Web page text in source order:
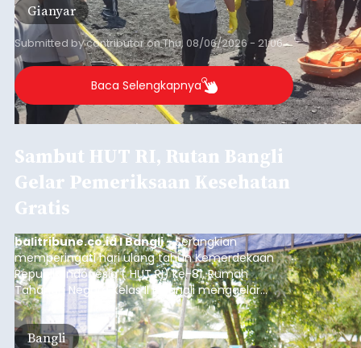
Gianyar
Submitted bycontributoronThu, 08/06/2026 - 21:06
Baca Selengkapnya
Sambut HUT RI, Rutan Bangli
Gelar Pemeriksaan Kesehatan
Gratis
balitribune.co.id I Bangli -Serangkian
memperingati hari ulang tahun Kemerdekaan
Republik Indonesia ( HUT RI) ke-81, Rumah
Tahanan Negara Kelas II B Bangli menggelar
kegiatan pemeriksaan kesehatan gratis, Rabu
(6/8/2026).
Bangli